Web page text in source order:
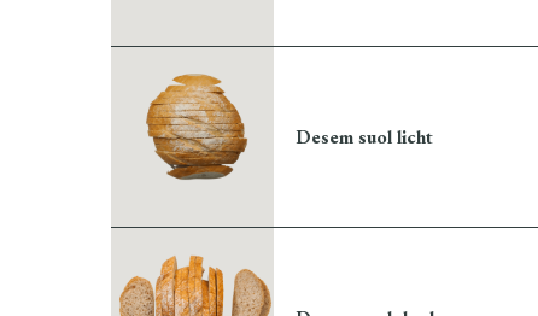
Desem suol licht